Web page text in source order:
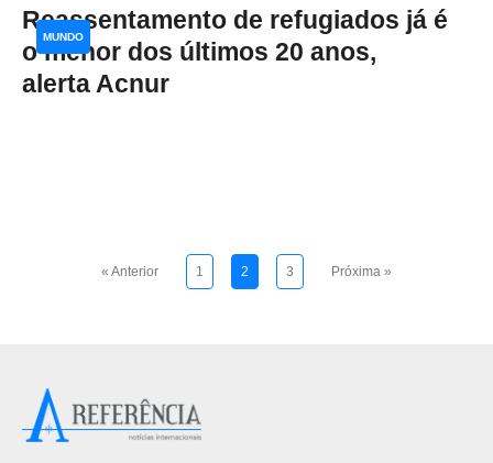
Reassentamento de refugiados já é
o menor dos últimos 20 anos,
alerta Acnur
MUNDO
« Anterior 1 2 3 Próxima »